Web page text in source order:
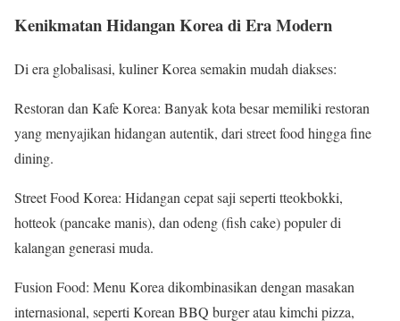
Kenikmatan Hidangan Korea di Era Modern
Di era globalisasi, kuliner Korea semakin mudah diakses:
Restoran dan Kafe Korea: Banyak kota besar memiliki restoran
yang menyajikan hidangan autentik, dari street food hingga fine
dining.
Street Food Korea: Hidangan cepat saji seperti tteokbokki,
hotteok (pancake manis), dan odeng (fish cake) populer di
kalangan generasi muda.
Fusion Food: Menu Korea dikombinasikan dengan masakan
internasional, seperti Korean BBQ burger atau kimchi pizza,